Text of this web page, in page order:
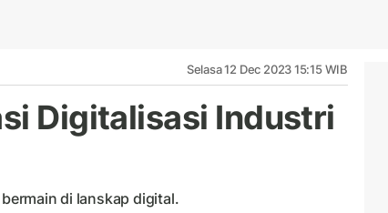
Selasa 12 Dec 2023 15:15 WIB
Digitalisasi Industri
di lanskap digital.